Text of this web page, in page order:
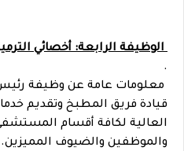
الوظيفة الرابعة: أخصائي
.
معلومات عامة عن وظيفة
قيادة فريق المطبخ وتقديم
العالية لكافة أقسام
والموظفين والضيوف المميزين.